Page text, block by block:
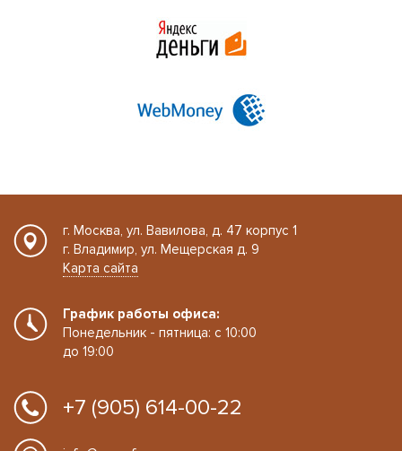
г. Москва, ул. Вавилова, д. 47 корпус 1
г. Владимир, ул. Мещерская д. 9
Карта сайта
График работы офиса:
Понедельник - пятница: с 10:00
до 19:00
+7 (905) 614-00-22